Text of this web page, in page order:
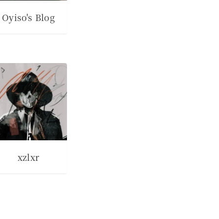
Oyiso's Blog
xzlxr